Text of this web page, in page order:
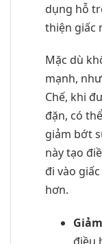
dụng hỗ
thiện giấc
Mặc dù
mạnh,
Chế, khi
đặn, có
giảm bớt
này tạo
đi vào
hơn.